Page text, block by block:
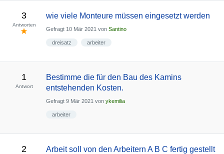
3
Antworten
wie viele Monteure müssen eingesetzt werden
Gefragt 10 Mär 2021 von Santino
dreisatz arbeiter
1
Antwort
Bestimme die für den Bau des Kamins
entstehenden Kosten.
Gefragt 9 Mär 2021 von ykemilia
arbeiter
2
Arbeit soll von den Arbeitern A B C fertig gestellt